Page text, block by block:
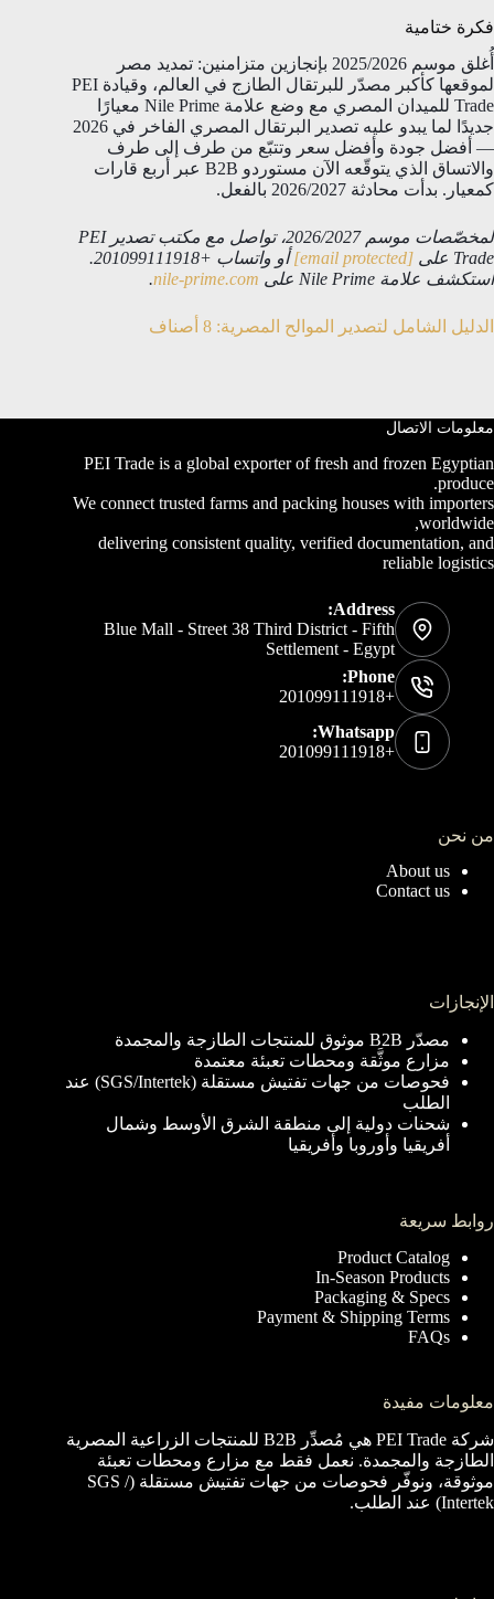
فكرة ختامية
أُغلق موسم 2025/2026 بإنجازين متزامنين: تمديد مصر
لموقعها كأكبر مصدّر للبرتقال الطازج في العالم، وقيادة PEI
Trade للميدان المصري مع وضع علامة Nile Prime معيارًا
جديدًا لما يبدو عليه تصدير البرتقال المصري الفاخر في 2026
— أفضل جودة وأفضل سعر وتتبّع من طرف إلى طرف
والاتساق الذي يتوقّعه الآن مستوردو B2B عبر أربع قارات
كمعيار. بدأت محادثة 2026/2027 بالفعل.
لمخصّصات موسم 2026/2027، تواصل مع مكتب تصدير PEI
Trade على
[email protected]
أو واتساب +201099111918.
استكشف علامة Nile Prime على
nile-prime.com
.
الدليل الشامل لتصدير الموالح المصرية: 8 أصناف
معلومات الاتصال
PEI Trade is a global exporter of fresh and frozen Egyptian
produce.
We connect trusted farms and packing houses with importers
worldwide,
delivering consistent quality, verified documentation, and
reliable logistics
Address:
Blue Mall - Street 38 Third District - Fifth
Settlement - Egypt
Phone:
+201099111918
Whatsapp:
+201099111918
من نحن
About us
Contact us
الإنجازات
مصدّر B2B موثوق للمنتجات الطازجة والمجمدة
مزارع موثَّقة ومحطات تعبئة معتمدة
فحوصات من جهات تفتيش مستقلة (SGS/Intertek) عند
الطلب
شحنات دولية إلى منطقة الشرق الأوسط وشمال
أفريقيا وأوروبا وأفريقيا
روابط سريعة
Product Catalog
In-Season Products
Packaging & Specs
Payment & Shipping Terms
FAQs
معلومات مفيدة
شركة PEI Trade هي مُصدِّر B2B للمنتجات الزراعية المصرية
الطازجة والمجمدة. نعمل فقط مع مزارع ومحطات تعبئة
موثوقة، ونوفّر فحوصات من جهات تفتيش مستقلة (SGS /
Intertek) عند الطلب.